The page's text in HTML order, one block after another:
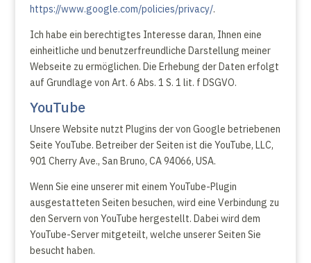
https://www.google.com/policies/privacy/.
Ich habe ein berechtigtes Interesse daran, Ihnen eine
einheitliche und benutzerfreundliche Darstellung meiner
Webseite zu ermöglichen. Die Erhebung der Daten erfolgt
auf Grundlage von Art. 6 Abs. 1 S. 1 lit. f DSGVO.
YouTube
Unsere Website nutzt Plugins der von Google betriebenen
Seite YouTube. Betreiber der Seiten ist die YouTube, LLC,
901 Cherry Ave., San Bruno, CA 94066, USA.
Wenn Sie eine unserer mit einem YouTube-Plugin
ausgestatteten Seiten besuchen, wird eine Verbindung zu
den Servern von YouTube hergestellt. Dabei wird dem
YouTube-Server mitgeteilt, welche unserer Seiten Sie
besucht haben.